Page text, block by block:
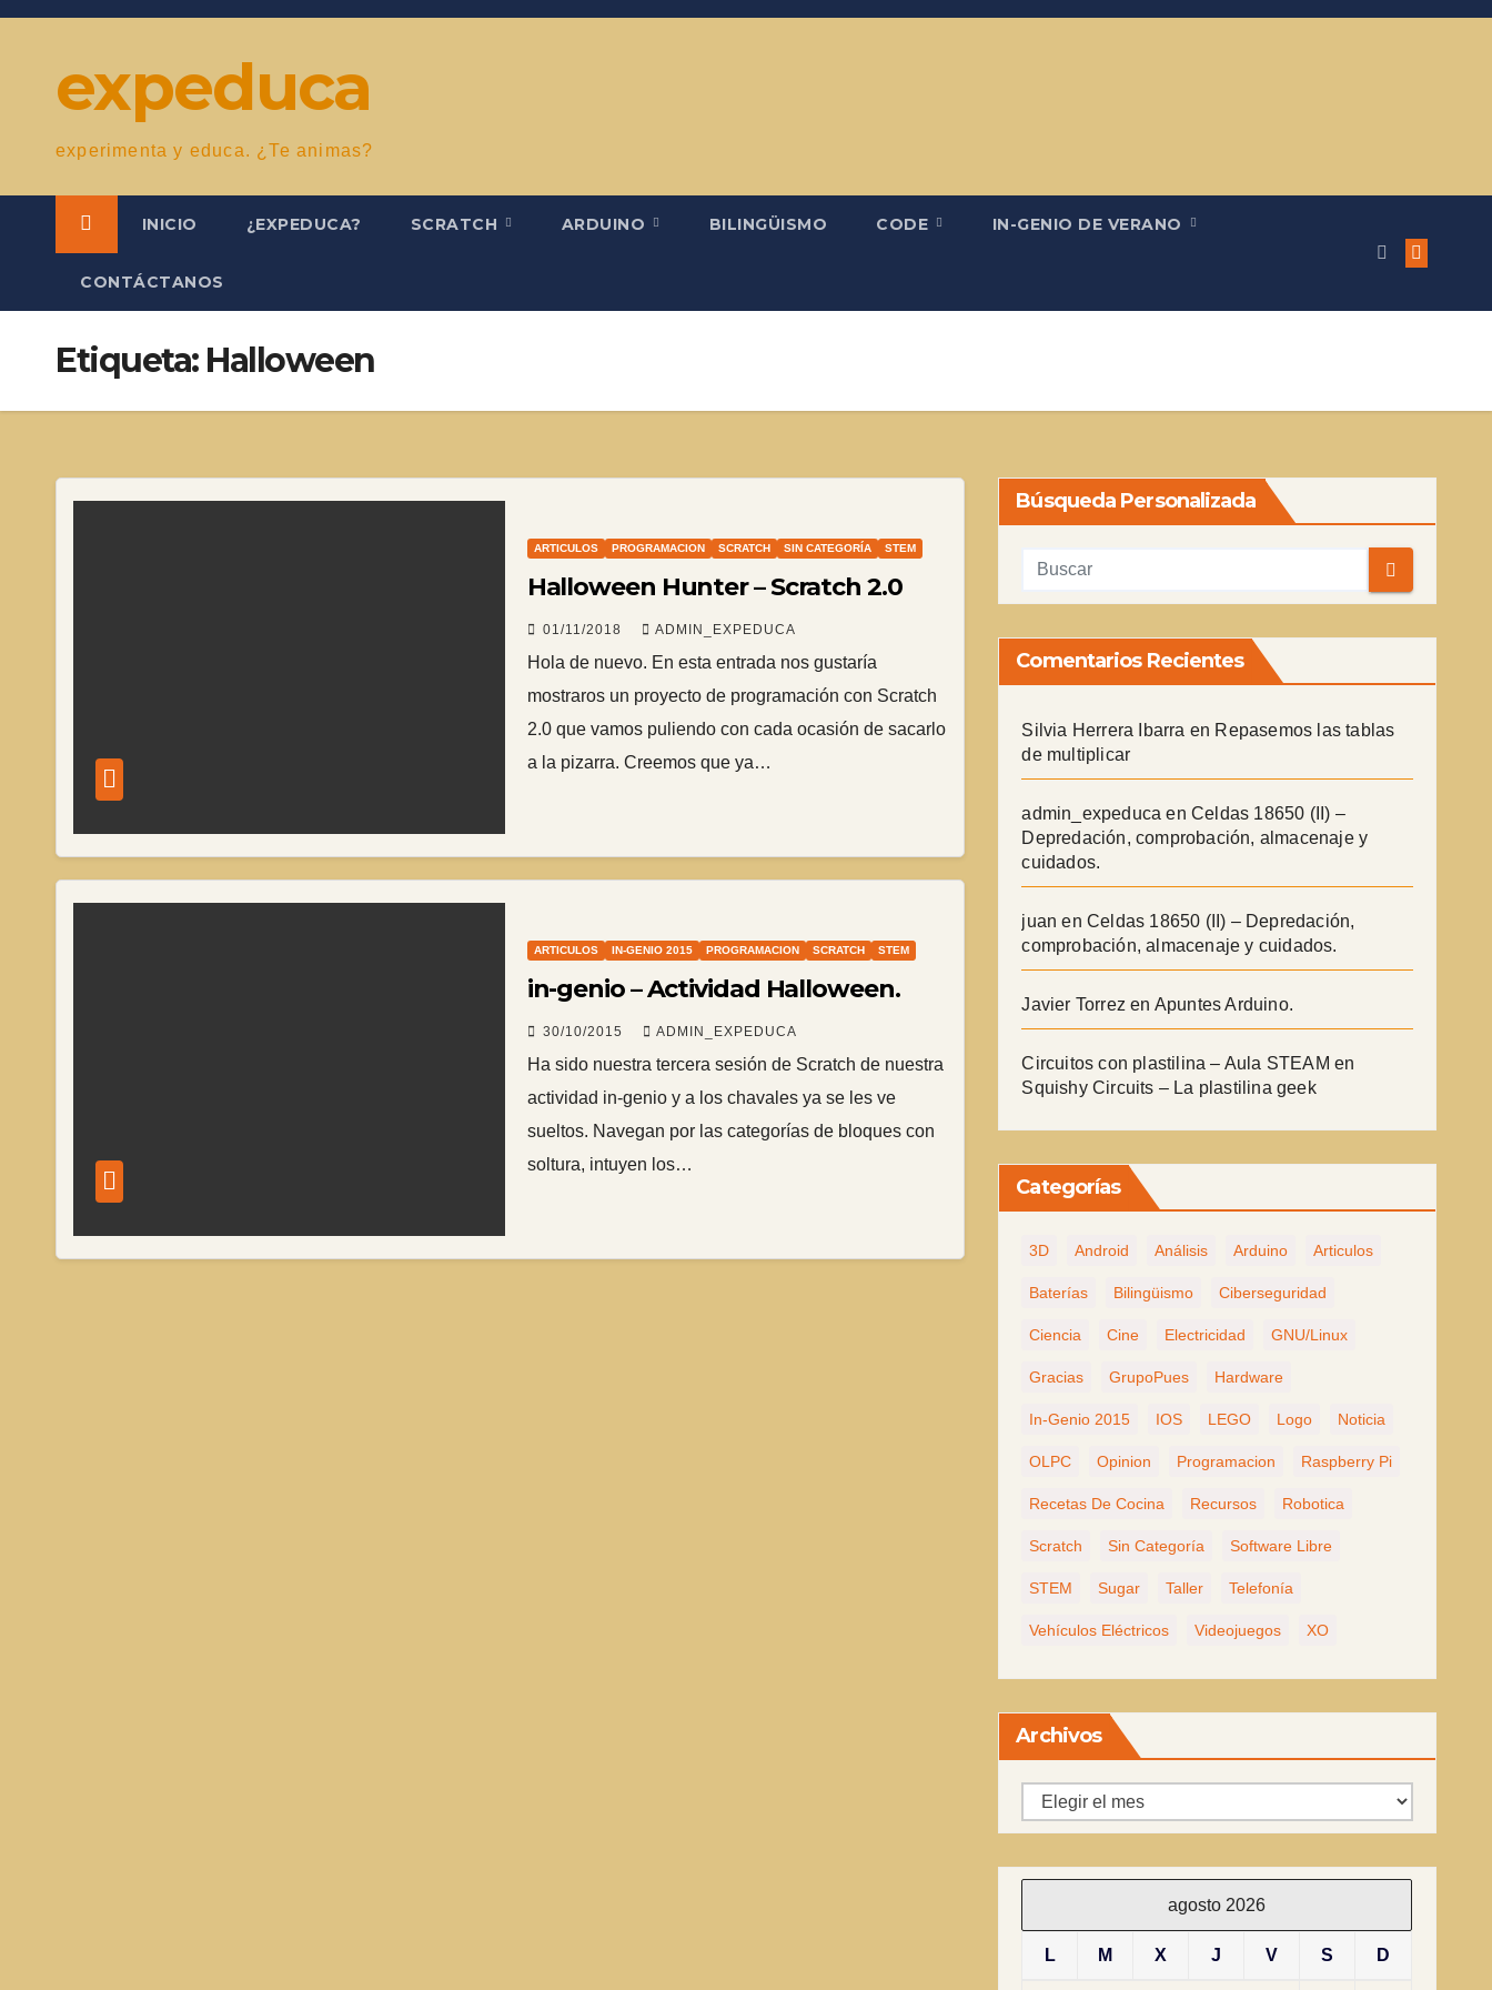
Saltar
contenidoexpeduca
experimenta y educa. ¿Te animas?
INICIO ¿EXPEDUCA? SCRATCH ARDUINO BILINGÜISMO CODE IN-GENIO DE VERANO
CONTÁCTANOS
Etiqueta: Halloween
ARTICULOS PROGRAMACION SCRATCH SIN CATEGORÍA STEM
Halloween Hunter – Scratch 2.0
01/11/2018 ADMIN_EXPEDUCA
Hola de nuevo. En esta entrada nos gustaría
mostraros un proyecto de programación con Scratch
2.0 que vamos puliendo con cada ocasión de sacarlo
a la pizarra. Creemos que ya…
ARTICULOS IN-GENIO 2015 PROGRAMACION SCRATCH STEM
in-genio – Actividad Halloween.
30/10/2015 ADMIN_EXPEDUCA
Ha sido nuestra tercera sesión de Scratch de nuestra
actividad in-genio y a los chavales ya se les ve
sueltos. Navegan por las categorías de bloques con
soltura, intuyen los…
Búsqueda Personalizada
Comentarios Recientes
Silvia Herrera Ibarra en Repasemos las tablas
de multiplicar
admin_expeduca en Celdas 18650 (II) –
Depredación, comprobación, almacenaje y
cuidados.
juan en Celdas 18650 (II) – Depredación,
comprobación, almacenaje y cuidados.
Javier Torrez en Apuntes Arduino.
Circuitos con plastilina – Aula STEAM en
Squishy Circuits – La plastilina geek
Categorías
3D Android Análisis Arduino Articulos
Baterías Bilingüismo Ciberseguridad
Ciencia Cine Electricidad GNU/Linux
Gracias GrupoPues Hardware
In-Genio 2015 IOS LEGO Logo Noticia
OLPC Opinion Programacion Raspberry Pi
Recetas De Cocina Recursos Robotica
Scratch Sin Categoría Software Libre
STEM Sugar Taller Telefonía
Vehículos Eléctricos Videojuegos XO
Archivos
Archivos
agosto 2026
L M X J V S D